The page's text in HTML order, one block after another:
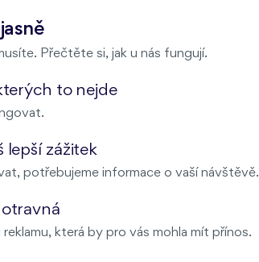
Malý háj
Harfa Park
Přečtěte si, jak u nás fungují.
to nejde
lepší zážitek
potřebujeme informace o vaší návštěvě.
která by pro vás mohla mít přínos.